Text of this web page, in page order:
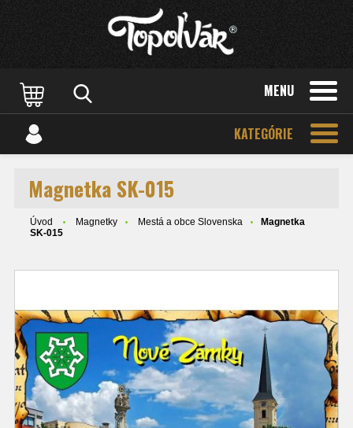
MENU
KATEGÓRIE
Magnetka SK-015
Úvod Magnetky Mestá a obce Slovenska
Magnetka
SK-015